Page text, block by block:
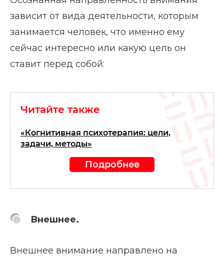
зависит от вида деятельности, которым
занимается человек, что именно ему
сейчас интересно или какую цель он
ставит перед собой:
Читайте также
«Когнитивная психотерапия: цели,
задачи, методы»
Подробнее
Внешнее.
Внешнее внимание направлено на